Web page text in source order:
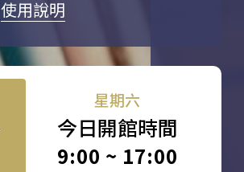
使用說明
星期六
今日開館時間
9:00 ~ 17:00